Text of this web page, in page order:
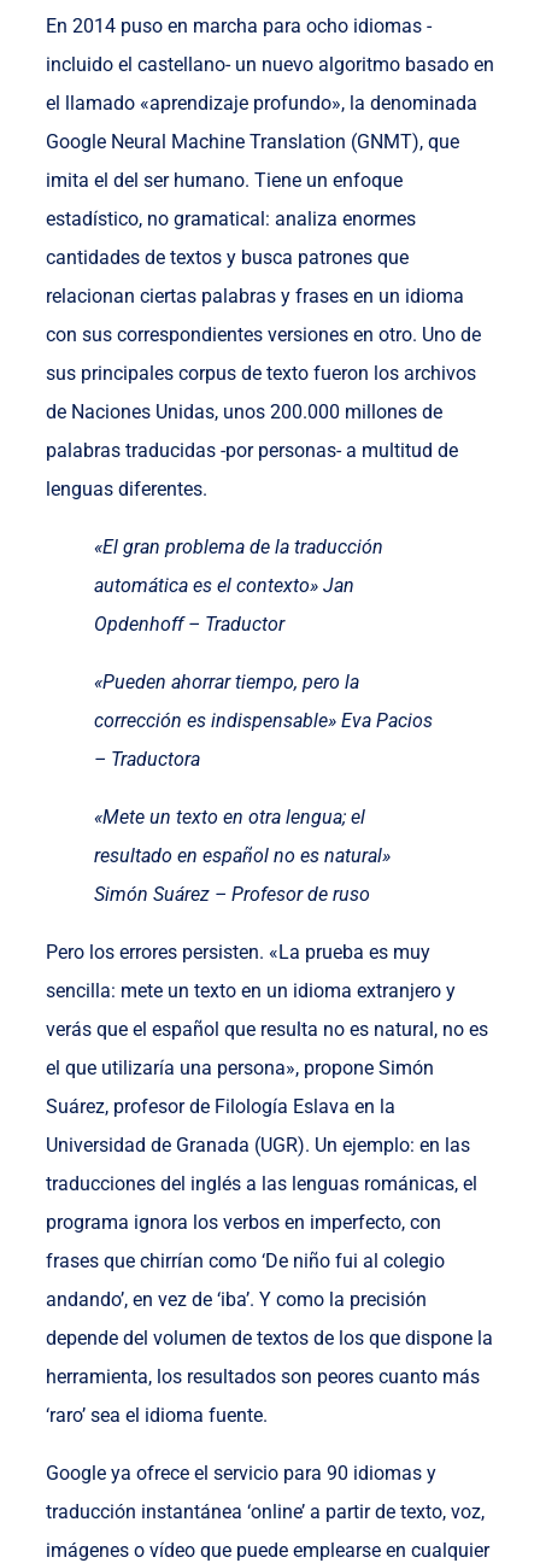
En 2014 puso en marcha para ocho idiomas -
incluido el castellano- un nuevo algoritmo basado en
el llamado «aprendizaje profundo», la denominada
Google Neural Machine Translation (GNMT), que
imita el del ser humano. Tiene un enfoque
estadístico, no gramatical: analiza enormes
cantidades de textos y busca patrones que
relacionan ciertas palabras y frases en un idioma
con sus correspondientes versiones en otro. Uno de
sus principales corpus de texto fueron los archivos
de Naciones Unidas, unos 200.000 millones de
palabras traducidas -por personas- a multitud de
lenguas diferentes.
«El gran problema de la traducción
automática es el contexto» Jan
Opdenhoff – Traductor
«Pueden ahorrar tiempo, pero la
corrección es indispensable» Eva Pacios
– Traductora
«Mete un texto en otra lengua; el
resultado en español no es natural»
Simón Suárez – Profesor de ruso
Pero los errores persisten. «La prueba es muy
sencilla: mete un texto en un idioma extranjero y
verás que el español que resulta no es natural, no es
el que utilizaría una persona», propone Simón
Suárez, profesor de Filología Eslava en la
Universidad de Granada (UGR). Un ejemplo: en las
traducciones del inglés a las lenguas románicas, el
programa ignora los verbos en imperfecto, con
frases que chirrían como ‘De niño fui al colegio
andando’, en vez de ‘iba’. Y como la precisión
depende del volumen de textos de los que dispone la
herramienta, los resultados son peores cuanto más
‘raro’ sea el idioma fuente.
Google ya ofrece el servicio para 90 idiomas y
traducción instantánea ‘online’ a partir de texto, voz,
imágenes o vídeo que puede emplearse en cualquier